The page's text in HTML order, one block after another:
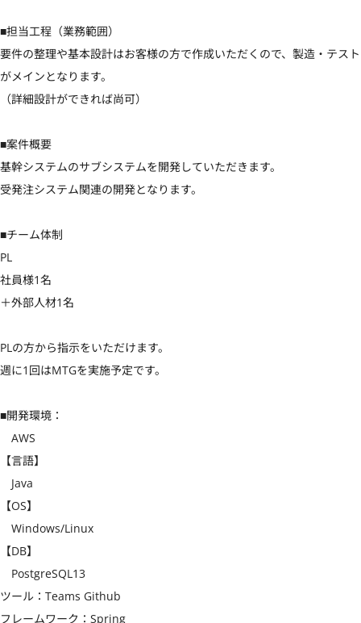
■担当工程（業務範囲）
要件の整理や基本設計はお客様の方で作成いただくので、製造・テスト
がメインとなります。
（詳細設計ができれば尚可）
■案件概要
基幹システムのサブシステムを開発していただきます。
受発注システム関連の開発となります。
■チーム体制
PL
社員様1名
＋外部人材1名
PLの方から指示をいただけます。
週に1回はMTGを実施予定です。
■開発環境：
AWS
【言語】
Java
【OS】
Windows/Linux
【DB】
PostgreSQL13
ツール：Teams Github
フレームワーク：Spring